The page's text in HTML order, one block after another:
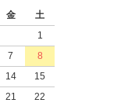
金
土
1
7
8
14
15
21
22